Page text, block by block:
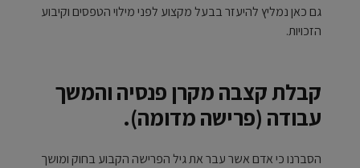
גם כאן נמליץ להיעזר בבעל מקצוע לפני מילוי הטפסים וקיבוע
הזכויות.
קבלת קצבה מקרן פנסיה והמשך
עבודה (פרישה מדומה).
הסברנו כי אדם אשר עבר את גיל הפרישה הקבוע בחוק ומושך